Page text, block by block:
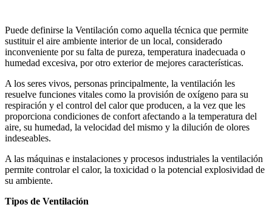
Puede definirse la Ventilación como aquella técnica que permite
sustituir el aire ambiente interior de un local, considerado
inconveniente por su falta de pureza, temperatura inadecuada o
humedad excesiva, por otro exterior de mejores características.
A los seres vivos, personas principalmente, la ventilación les
resuelve funciones vitales como la provisión de oxígeno para su
respiración y el control del calor que producen, a la vez que les
proporciona condiciones de confort afectando a la temperatura del
aire, su humedad, la velocidad del mismo y la dilución de olores
indeseables.
A las máquinas e instalaciones y procesos industriales la ventilación
permite controlar el calor, la toxicidad o la potencial explosividad de
su ambiente.
Tipos de Ventilación